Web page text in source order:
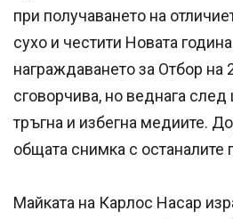
при получаването на
сухо и честити Новата
награждаването за Отбор на
сговорчива, но веднага
тръгна и избегна медиите.
общата снимка с останалите
Майката на Карлос Насар